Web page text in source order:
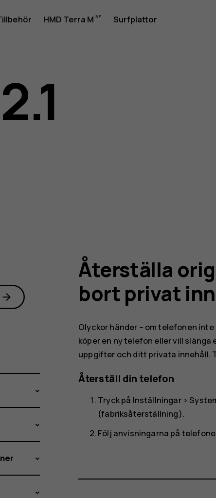
HMD Terra M Surfplattor
Återställa
bort privat
Olyckor händer – om telefonen
köper en ny telefon eller vill
uppgifter och ditt privata innehåll.
Återställ din telefon
Tryck på Inställningar>
(fabriksåterställning).
Följ anvisningarna på